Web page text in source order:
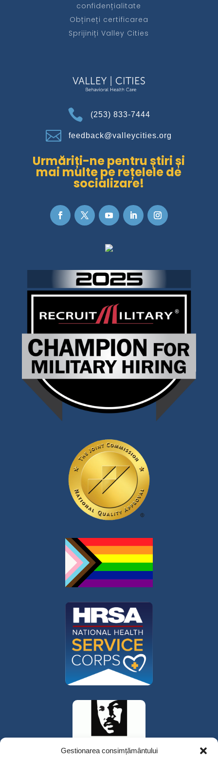
Gestionarea consimțământului
confidențialitate
Obțineți certificarea
Sprijiniți Valley Cities
 (253) 833-7444
 feedback@valleycities.org
Urmăriți-ne pentru știri și
mai multe pe rețelele de
socializare!